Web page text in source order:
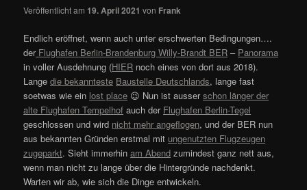
Veröffentlicht am 19. April 2021 von Frank
Endlich eröffnet, wenn auch unter erschwerten Bedingungen….
derFlughafen Berlin-Brandenburg Willy-Brandt BER – Panorama
in voller Ausdehnung (HIER noch eines von dort aus 2018).
Langedie bekannteste Baustelle Deutschlands, lange fast
soetwas wie ein lost place 😉 Nun ist ausserschon länger der
alte Flughafen Tempelhof auch der Flughafen Berlin-Tegel
geschlossen und wird nicht mehr angeflogen, und der BER nun
aus bekannten Gründen erstmal mit ungenutzten Flugzeugen
zugeparkt. Sieht immerhinam Abend zumindest ganz nett aus,
wenn man nicht zu lange über die Hintergründe nachdenkt.
Warten wir ab, wie sich die Dinge entwickeln.